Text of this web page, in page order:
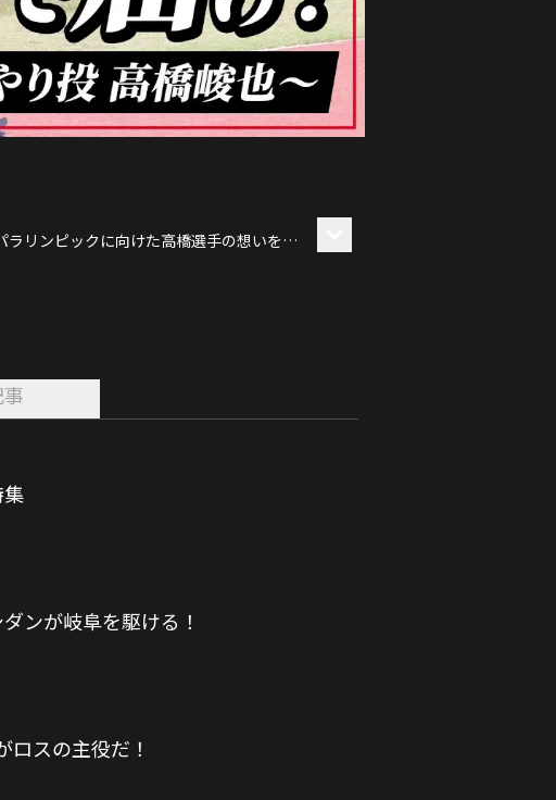
リンピックに向けた高橋選手の想いを紹
ンが岐阜を駆ける！
スの主役だ！